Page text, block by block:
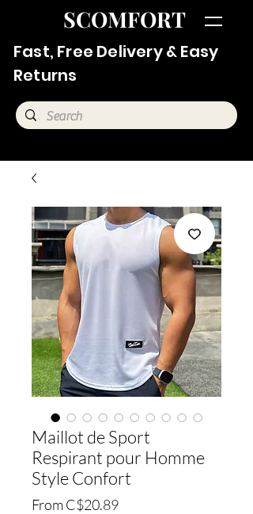
SCOMFORT
Fast, Free Delivery & Easy
Returns
Maillot de Sport
Respirant pour Homme
Style Confort
FromC$20.89Sale